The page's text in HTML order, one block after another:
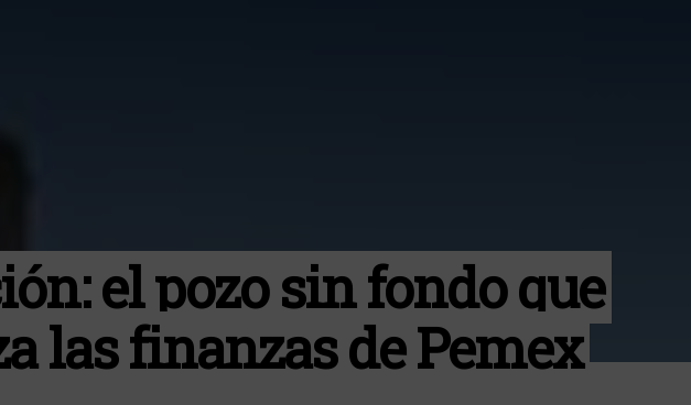
el pozo sin fondo que
las finanzas de Pemex